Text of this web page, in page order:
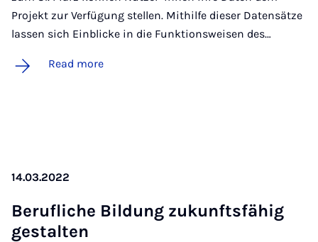
Projekt zur Verfügung stellen. Mithilfe dieser Datensätze
lassen sich Einblicke in die Funktionsweisen des…
Read more
14.03.2022
Beru­f­liche Bildung zukun­fts­fähig
gestal­ten